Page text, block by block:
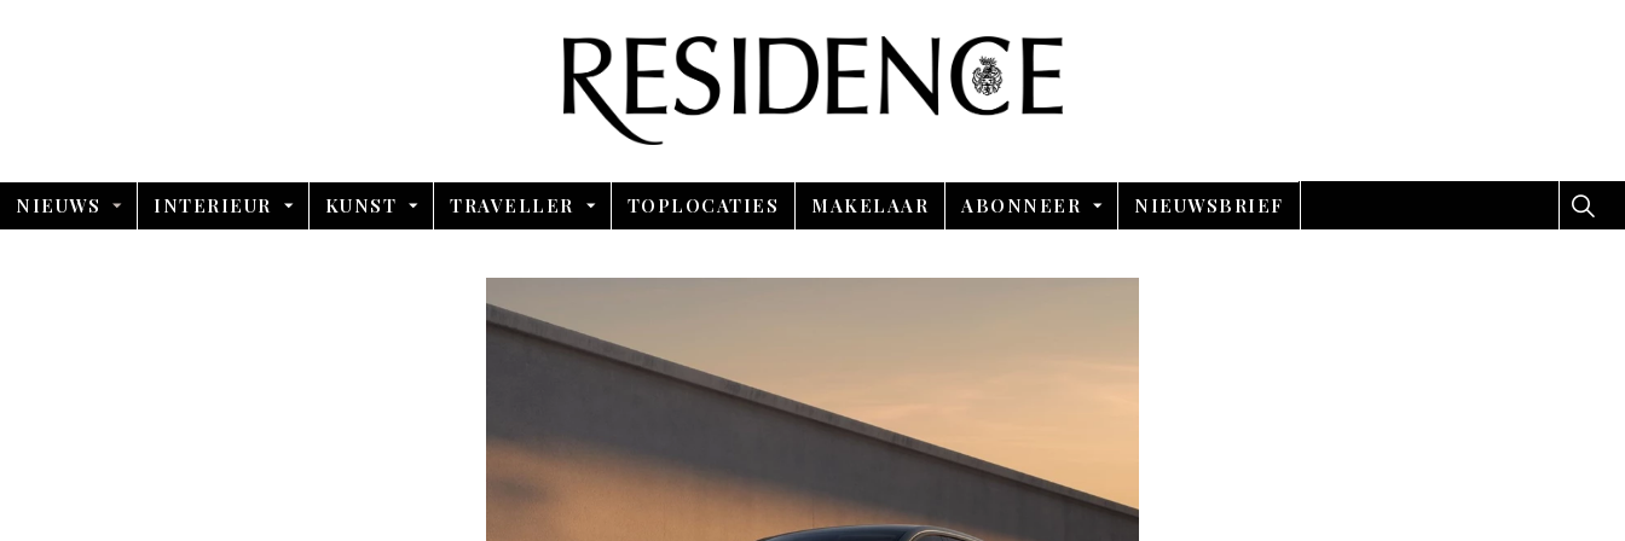
NIEUWS INTERIEUR KUNST TRAVELLER TOPLOCATIES MAKELAAR ABONNEER NIEUWSBRIEF